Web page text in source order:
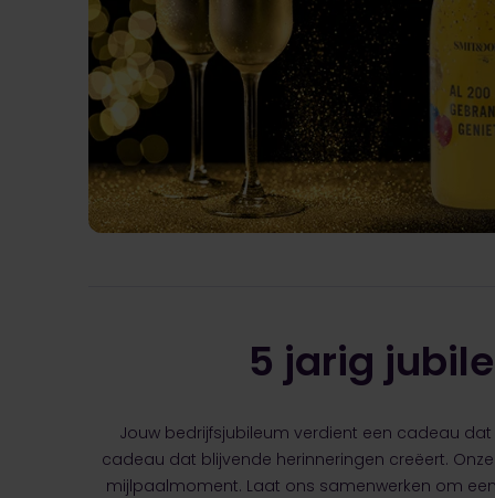
5 jarig
Jouw bedrijfsjubileum verdient een cadeau
cadeau dat blijvende herinneringen creëert.
mijlpaalmoment. Laat ons samenwerken om een